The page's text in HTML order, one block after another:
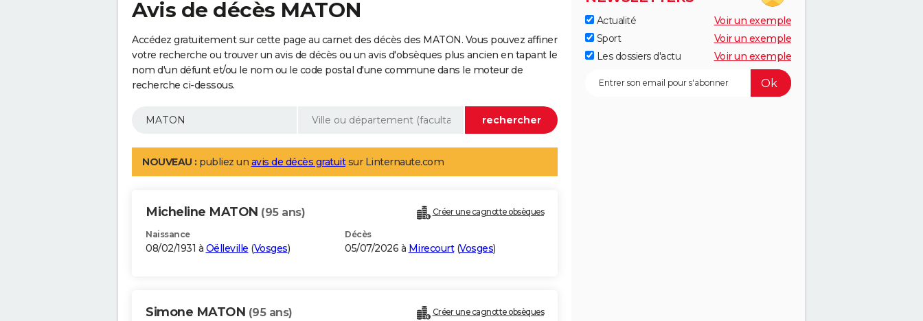
Avis de décès MATON
Accédez gratuitement sur cette page au carnet des décès des MATON. Vous pouvez affiner
votre recherche ou trouver un avis de décès ou un avis d'obsèques plus ancien en tapant le
nom d'un défunt et/ou le nom ou le code postal d'une commune dans le moteur de
recherche ci-dessous.
NOUVEAU : publiez un avis de décès gratuitsur Linternaute.com
Micheline MATON (95 ans) Créer une cagnotte obsèques
Naissance
08/02/1931 à Oëlleville (Vosges)
Décès
05/07/2026 à Mirecourt(Vosges)
Simone MATON (95 ans) Créer une cagnotte obsèques
Actualité
Voir un exemple
Sport
Voir un exemple
Les dossiers d'actu
Voir un exemple